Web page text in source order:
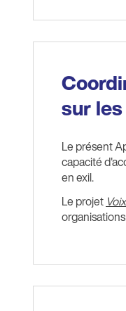
sur
Le présent
capacité
en exil.
Le projet